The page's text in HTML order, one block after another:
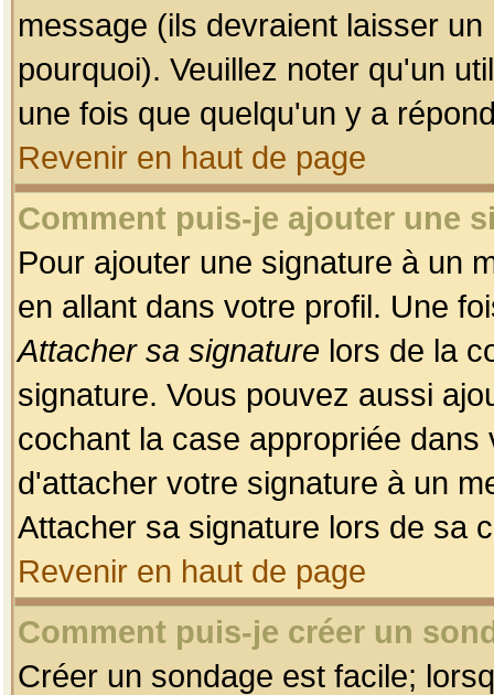
message (ils devraient laisser
pourquoi). Veuillez noter qu'un
une fois que quelqu'un y a
Revenir en haut de page
Comment puis-je ajouter une
Pour ajouter une signature à un
en allant dans votre profil. Une
Attacher sa signature lors de la
signature. Vous pouvez aussi
cochant la case appropriée
d'attacher votre signature à un
Attacher sa signature lors de sa
Revenir en haut de page
Comment puis-je créer un
Créer un sondage est facile;